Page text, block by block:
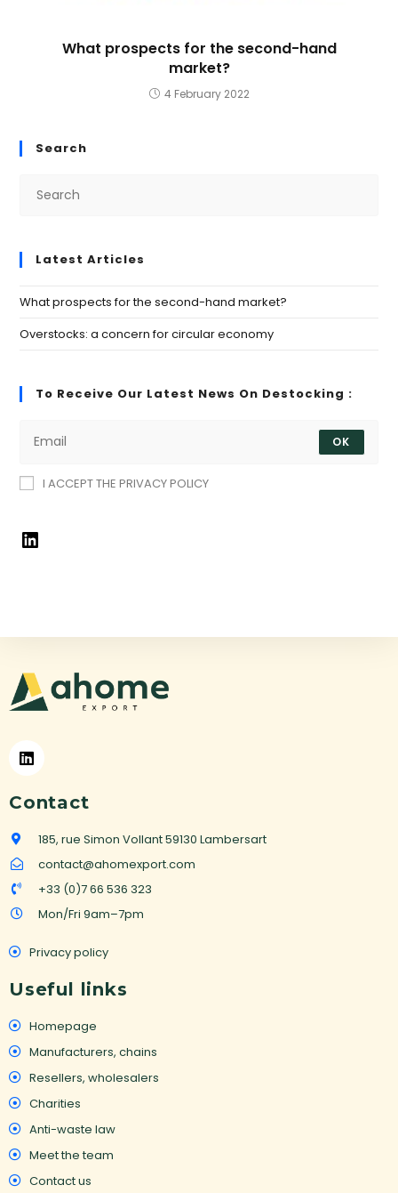
What prospects for the second-hand
market?
4 February 2022
Search
Latest Articles
What prospects for the second-hand market?
Overstocks: a concern for circular economy
To Receive Our Latest News On Destocking :
OK
I ACCEPT THE PRIVACY POLICY
Contact
185, rue Simon Vollant 59130 Lambersart
contact@ahomexport.com
+33 (0)7 66 536 323
Mon/Fri 9am–7pm
Privacy policy
Useful links
Homepage
Manufacturers, chains
Resellers, wholesalers
Charities
Anti-waste law
Meet the team
Contact us